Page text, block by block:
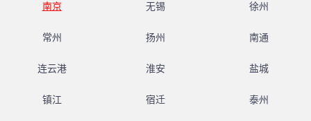
南京 无锡 徐州
常州 扬州 南通
连云港 淮安 盐城
镇江 宿迁 泰州